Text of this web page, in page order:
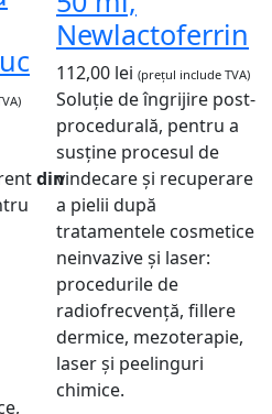
din
Newlactoferrin
112,00 lei (prețul include TVA)
Soluție de îngrijire post-
procedurală, pentru a
susține procesul de
vindecare și recuperare
a pielii după
tratamentele cosmetice
neinvazive și laser:
procedurile de
radiofrecvență, fillere
dermice, mezoterapie,
laser și peelinguri
chimice.